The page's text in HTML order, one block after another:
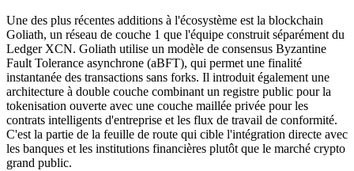
Une des plus récentes additions à l'écosystème est la blockchain
Goliath, un réseau de couche 1 que l'équipe construit séparément du
Ledger XCN. Goliath utilise un modèle de consensus Byzantine
Fault Tolerance asynchrone (aBFT), qui permet une finalité
instantanée des transactions sans forks. Il introduit également une
architecture à double couche combinant un registre public pour la
tokenisation ouverte avec une couche maillée privée pour les
contrats intelligents d'entreprise et les flux de travail de conformité.
C'est la partie de la feuille de route qui cible l'intégration directe avec
les banques et les institutions financières plutôt que le marché crypto
grand public.